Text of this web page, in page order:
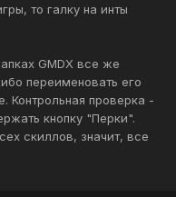
то галку на инты
GMDX все же
переименовать его
Контрольная проверка -
кнопку "Перки".
скиллов, значит, все